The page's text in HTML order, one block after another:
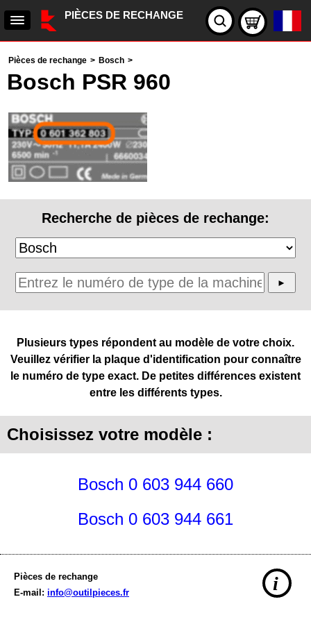
PIÈCES DE RECHANGE
Pièces de rechange > Bosch >
Bosch PSR 960
Recherche de pièces de rechange:
Plusieurs types répondent au modèle de votre choix.
Veuillez vérifier la plaque d'identification pour connaître
le numéro de type exact. De petites différences existent
entre les différents types.
Choisissez votre modèle :
Bosch 0 603 944 660
Bosch 0 603 944 661
Pièces de rechange
E-mail: info@outilpieces.fr i